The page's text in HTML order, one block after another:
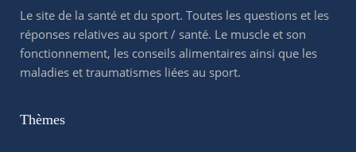
Le site de la santé et du sport. Toutes les questions et les
réponses relatives au sport / santé. Le muscle et son
fonctionnement, les conseils alimentaires ainsi que les
maladies et traumatismes liées au sport.
Thèmes